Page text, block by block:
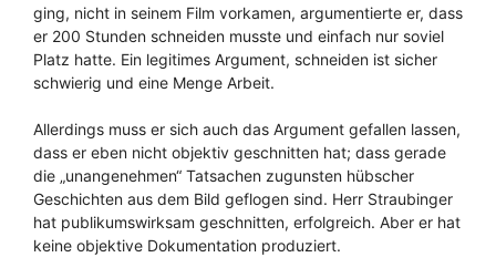
ging, nicht in seinem Film vorkamen, argumentierte er, dass
er 200 Stunden schneiden musste und einfach nur soviel
Platz hatte. Ein legitimes Argument, schneiden ist sicher
schwierig und eine Menge Arbeit.
Allerdings muss er sich auch das Argument gefallen lassen,
dass er eben nicht objektiv geschnitten hat; dass gerade
die „unangenehmen“ Tatsachen zugunsten hübscher
Geschichten aus dem Bild geflogen sind. Herr Straubinger
hat publikumswirksam geschnitten, erfolgreich. Aber er hat
keine objektive Dokumentation produziert.